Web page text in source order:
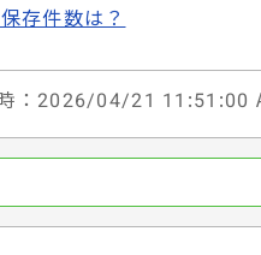
存件数は？
：2026/04/21 11:51:00